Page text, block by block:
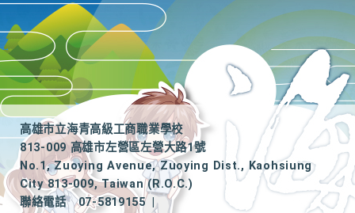
高雄市立海青高級工商職業學校
813-009 高雄市左營區左營大路1號
No.1, Zuoying Avenue, Zuoying Dist., Kaohsiung
City 813-009, Taiwan (R.O.C.)
聯絡電話
07-5819155
|